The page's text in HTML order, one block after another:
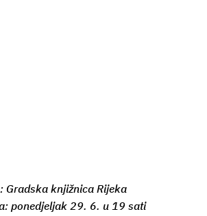
Gradska knjižnica Rijeka
ponedjeljak 29. 6. u 19 sati